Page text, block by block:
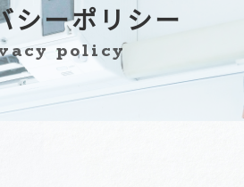
シーポリシー
policy